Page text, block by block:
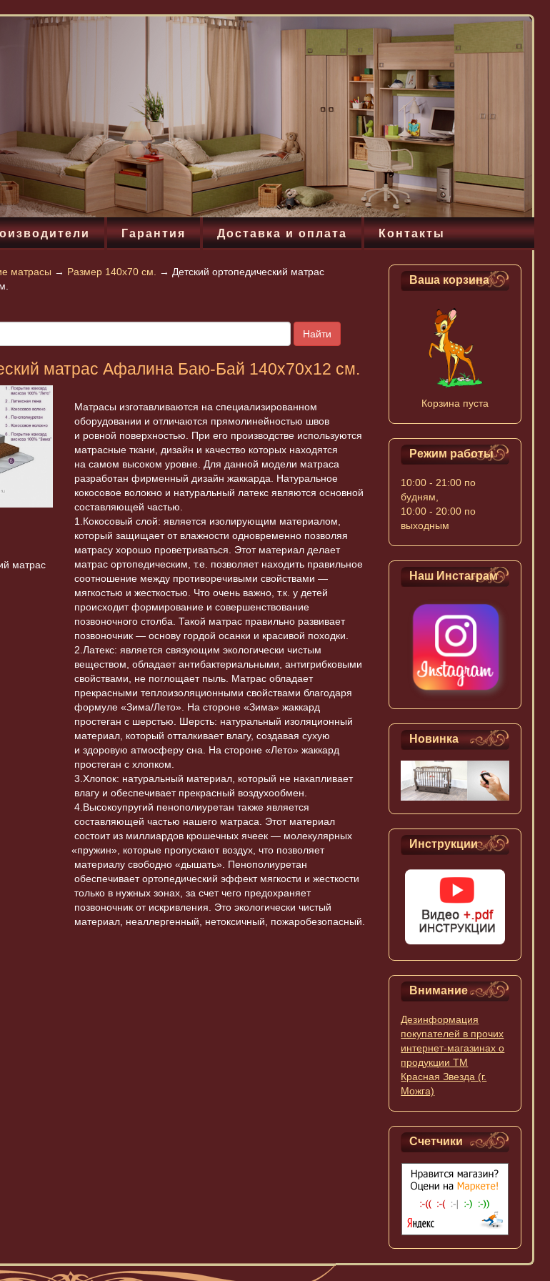
Гарантия Доставка и оплата Контакты
Детский комод со столиком для
пеленания Красная Звезда Можга
С566 Н белый
Детская кровать Красная Звезда Можга
Валерия С749 белая
Детский комод пеленальный с
пеленальным столиком Мебеком
ДМ-104.2. Цвет: бук
матрасы → Размер 140х70 см. → Детский ортопедический матрас
Найти
матрас Афалина Баю-Бай 140x70х12 см.
матрас
Матрасы изготавливаются на специализированном
оборудовании и отличаются прямолинейностью швов
и ровной поверхностью. При его производстве используются
матрасные ткани, дизайн и качество которых находятся
на самом высоком уровне. Для данной модели матраса
разработан фирменный дизайн жаккарда. Натуральное
кокосовое волокно и натуральный латекс являются основной
составляющей частью.
1.Кокосовый слой: является изолирующим материалом,
который защищает от влажности одновременно позволяя
матрасу хорошо проветриваться. Этот материал делает
матрас ортопедическим, т.е. позволяет находить правильное
соотношение между противоречивыми свойствами —
мягкостью и жесткостью. Что очень важно, т.к. у детей
происходит формирование и совершенствование
позвоночного столба. Такой матрас правильно развивает
позвоночник — основу гордой осанки и красивой походки.
2.Латекс: является связующим экологически чистым
веществом, обладает антибактериальными, антигрибковыми
свойствами, не поглощает пыль. Матрас обладает
прекрасными теплоизоляционными свойствами благодаря
формуле «Зима/Лето». На стороне «Зима» жаккард
простеган с шерстью. Шерсть: натуральный изоляционный
материал, который отталкивает влагу, создавая сухую
и здоровую атмосферу сна. На стороне «Лето» жаккард
простеган с хлопком.
3.Хлопок: натуральный материал, который не накапливает
влагу и обеспечивает прекрасный воздухообмен.
4.Высокоупругий пенополиуретан также является
составляющей частью нашего матраса. Этот материал
состоит из миллиардов крошечных ячеек — молекулярных
«пружин», которые пропускают воздух, что позволяет
материалу свободно «дышать». Пенополиуретан
обеспечивает ортопедический эффект мягкости и жесткости
только в нужных зонах, за счет чего предохраняет
позвоночник от искривления. Это экологически чистый
материал, неаллергенный, нетоксичный, пожаробезопасный.
Ваша корзина
Корзина пуста
Режим работы
10:00 - 21:00 по
будням,
10:00 - 20:00 по
выходным
Наш Инстаграм
Новинка
Инструкции
Внимание
Дезинформация
покупателей в прочих
интернет-магазинах о
продукции ТМ
Красная Звезда (г.
Можга)
Счетчики